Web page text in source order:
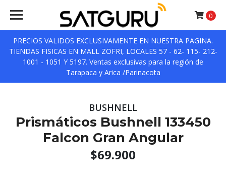
PRECIOS VALIDOS EXCLUSIVAMENTE EN NUESTRA PAGINA.
TIENDAS FISICAS EN MALL ZOFRI, LOCALES 57 - 62- 115- 212-
1001 - 1051 Y 5197. Ventas exclusivas para la región de
Tarapaca y Arica /Parinacota
0
BUSHNELL
Prismáticos Bushnell 133450
Falcon Gran Angular
$69.900